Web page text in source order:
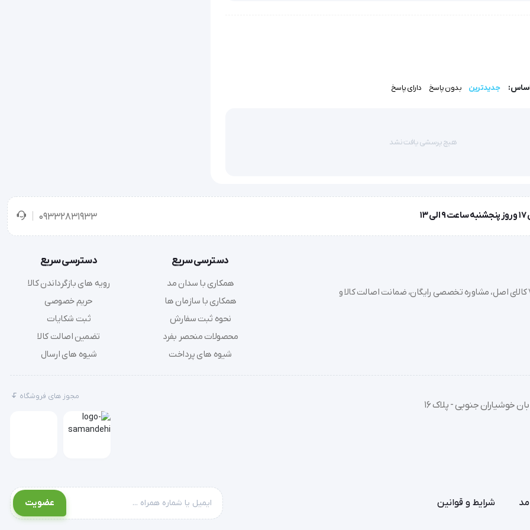
ضدعفونی کامل در اتوکلاو را فراهم می‌کند، بدون اینکه کیفیت یا عملکرد آن
جهانی ساخته شده و نقش مهمی در افزایش دقت و کاهش آسیب بافتی در جراحی
جدیدترین بدون پاسخ دارای پاسخ
هیچ پرسشی یافت نشد
09332831933
خرید تجهیزات پزشکی عمده و جزئی با بهترین قیمت از سدان مد؛ بیش از 7000 کالای اصل، مشاوره تخصصی رایگان، ضمانت اصالت کالا و
دسترسی سریع
همکاری با سدان مد
همکاری با سازمان ها
نحوه ثبت سفارش
محصولات منحصر بفرد
شیوه های پرداخت
دسترسی سریع
رویه های بازگرداندن کالا
حریم خصوصی
ثبت شکایات
تضمین اصالت کالا
شیوه های ارسال
خوشیاران جنوبی - پلاک 16
مجوز های فروشگاه
شرایط و قوانین عضویت